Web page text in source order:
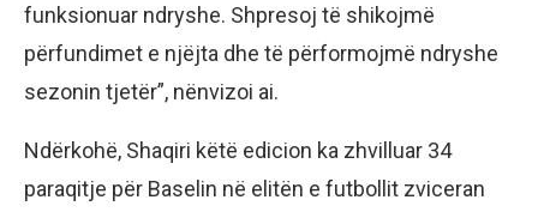
funksionuar ndryshe. Shpresoj të shikojmë
përfundimet e njëjta dhe të përformojmë ndryshe
sezonin tjetër”, nënvizoi ai.
Ndërkohë, Shaqiri këtë edicion ka zhvilluar 34
paraqitje për Baselin në elitën e futbollit zviceran